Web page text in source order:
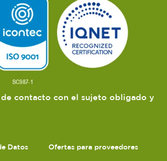
de contacto con el sujeto obligado y
Datos
Ofertas para proveedores